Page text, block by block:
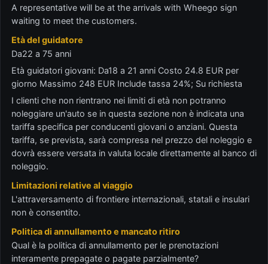
Α representative will be at the arrivals with Wheego sign
waiting to meet the customers.
Età del guidatore
Da22 a 75 anni
Età guidatori giovani: Da18 a 21 anni Costo 24.8 EUR per
giorno Massimo 248 EUR Include tassa 24%; Su richiesta
I clienti che non rientrano nei limiti di età non potranno
noleggiare un'auto se in questa sezione non è indicata una
tariffa specifica per conducenti giovani o anziani. Questa
tariffa, se prevista, sarà compresa nel prezzo del noleggio e
dovrà essere versata in valuta locale direttamente al banco di
noleggio.
Limitazioni relative al viaggio
L'attraversamento di frontiere internazionali, statali e insulari
non è consentito.
Politica di annullamento e mancato ritiro
Qual è la politica di annullamento per le prenotazioni
interamente prepagate o pagate parzialmente?